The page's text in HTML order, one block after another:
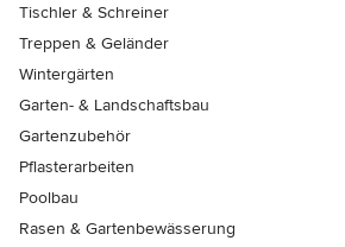
Tischler & Schreiner
Treppen & Geländer
Wintergärten
Garten- & Landschaftsbau
Gartenzubehör
Pflasterarbeiten
Poolbau
Rasen & Gartenbewässerung